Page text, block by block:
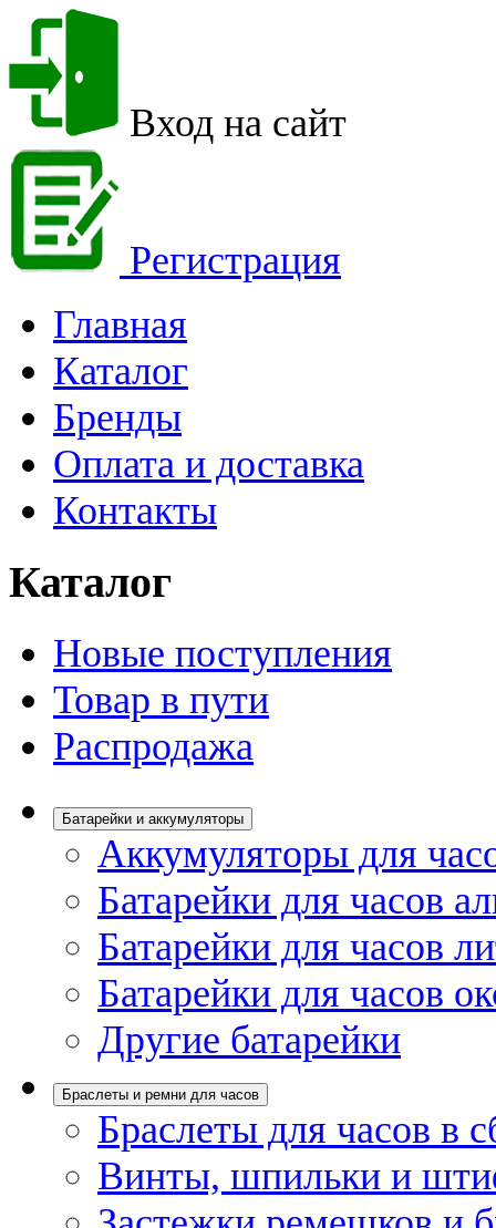
Вход на сайт
Регистрация
Главная
Каталог
Бренды
Оплата и доставка
Контакты
Каталог
Новые поступления
Товар в пути
Распродажа
Батарейки и аккумуляторы
Аккумуляторы для
Батарейки для часов
Батарейки для часов
Батарейки для часов
Другие батарейки
Браслеты и ремни для часов
Браслеты для часов в
Винты, шпильки и